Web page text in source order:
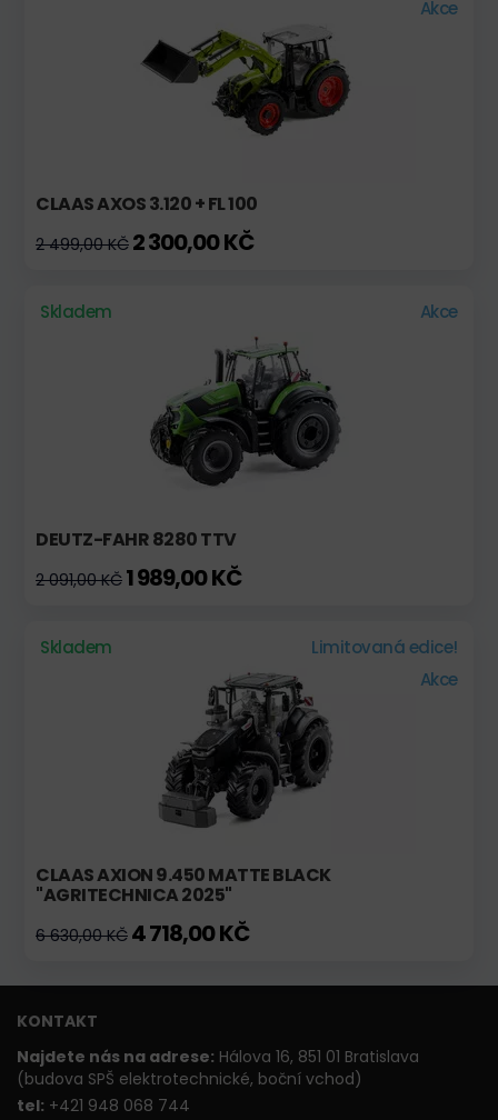
Akce
CLAAS AXOS 3.120 + FL 100
2 499,00 KČ 2 300,00 KČ
Skladem Akce
DEUTZ-FAHR 8280 TTV
2 091,00 KČ 1 989,00 KČ
Skladem
Limitovaná edice!
Akce
CLAAS AXION 9.450 MATTE BLACK
"AGRITECHNICA 2025"
6 630,00 KČ 4 718,00 KČ
KONTAKT
Najdete nás na adrese: Hálova 16, 851 01 Bratislava
(budova SPŠ elektrotechnické, boční vchod)
tel: +421 948 068 744